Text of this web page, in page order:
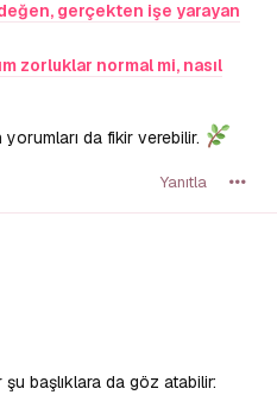
gerçekten işe yarayan
zorluklar normal mi, nasıl
da fikir verebilir.
Yanıtla
başlıklara da göz atabilir: